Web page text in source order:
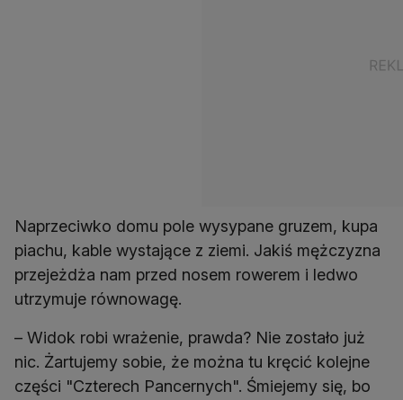
Naprzeciwko domu pole wysypane gruzem, kupa
piachu, kable wystające z ziemi. Jakiś mężczyzna
przejeżdża nam przed nosem rowerem i ledwo
utrzymuje równowagę.
– Widok robi wrażenie, prawda? Nie zostało już
nic. Żartujemy sobie, że można tu kręcić kolejne
części "Czterech Pancernych". Śmiejemy się, bo